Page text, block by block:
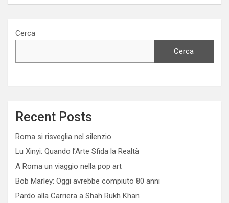
Cerca
Cerca
Recent Posts
Roma si risveglia nel silenzio
Lu Xinyi: Quando l’Arte Sfida la Realtà
A Roma un viaggio nella pop art
Bob Marley: Oggi avrebbe compiuto 80 anni
Pardo alla Carriera a Shah Rukh Khan